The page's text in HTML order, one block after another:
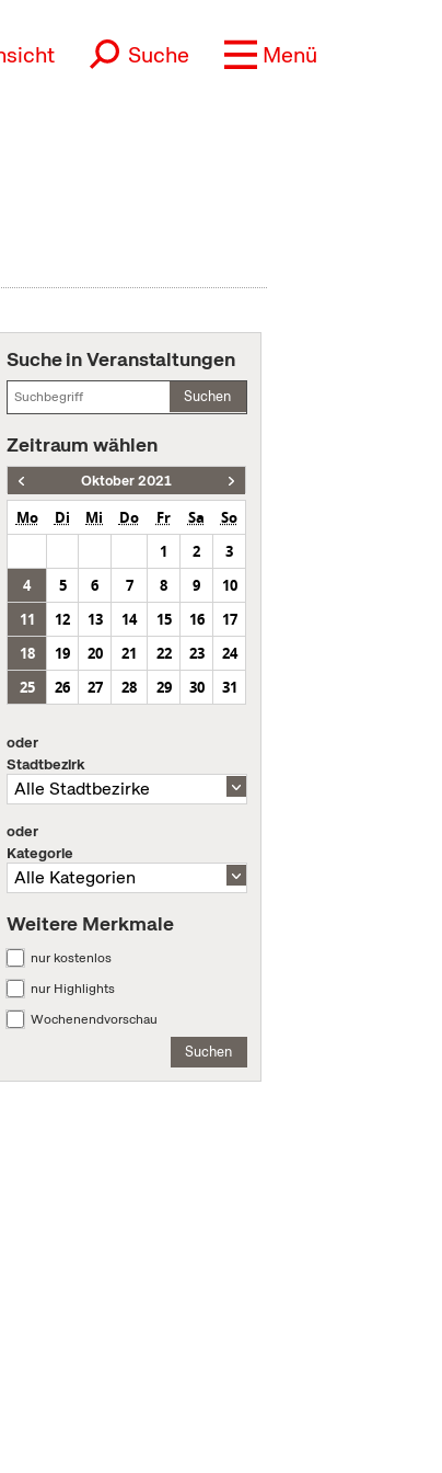
Suche Menü
Suche in Veranstaltungen
Suchen
Zeitraum wählen
Oktober 2021
Mo Di Mi Do Fr Sa
So
1
2
3
4
5 6 7 8 9
10
11
12 13 14 15 16
17
18
19 20 21 22 23
24
25
26 27 28 29 30 31
oder
Stadtbezirk
oder
Kategorie
Weitere Merkmale
nur kostenlos
nur Highlights
Wochenendvorschau
Suchen